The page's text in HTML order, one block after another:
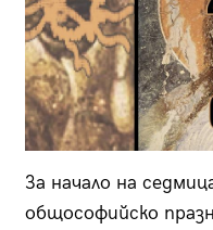
За начало на
общософийско